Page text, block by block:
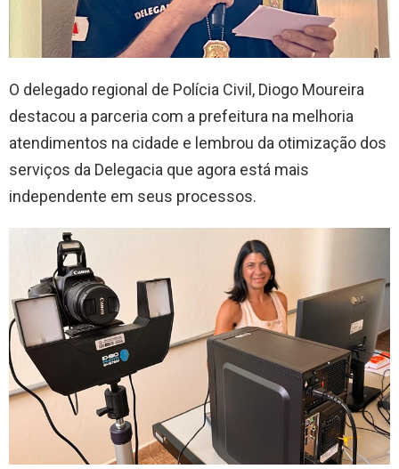
O delegado regional de Polícia Civil, Diogo Moureira
destacou a parceria com a prefeitura na melhoria
atendimentos na cidade e lembrou da otimização dos
serviços da Delegacia que agora está mais
independente em seus processos.